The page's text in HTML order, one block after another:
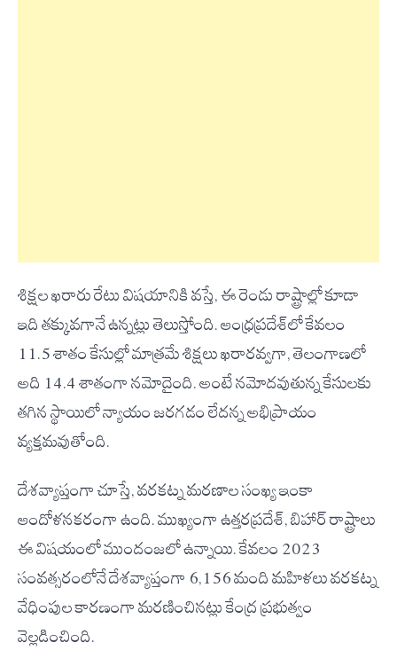
శిక్షల ఖరారు రేటు విషయానికి వస్తే, ఈ రెండు రాష్ట్రాల్లో కూడా
ఇది తక్కువగానే ఉన్నట్లు తెలుస్తోంది. ఆంధ్రప్రదేశ్‌లో కేవలం
11.5 శాతం కేసుల్లో మాత్రమే శిక్షలు ఖరారవ్వగా, తెలంగాణలో
అది 14.4 శాతంగా నమోదైంది. అంటే నమోదవుతున్న కేసులకు
తగిన స్థాయిలో న్యాయం జరగడం లేదన్న అభిప్రాయం
వ్యక్తమవుతోంది.
దేశవ్యాప్తంగా చూస్తే, వరకట్న మరణాల సంఖ్య ఇంకా
ఆందోళనకరంగా ఉంది. ముఖ్యంగా ఉత్తరప్రదేశ్, బిహార్ రాష్ట్రాలు
ఈ విషయంలో ముందంజలో ఉన్నాయి. కేవలం 2023
సంవత్సరంలోనే దేశవ్యాప్తంగా 6,156 మంది మహిళలు వరకట్న
వేధింపుల కారణంగా మరణించినట్లు కేంద్ర ప్రభుత్వం
వెల్లడించింది.